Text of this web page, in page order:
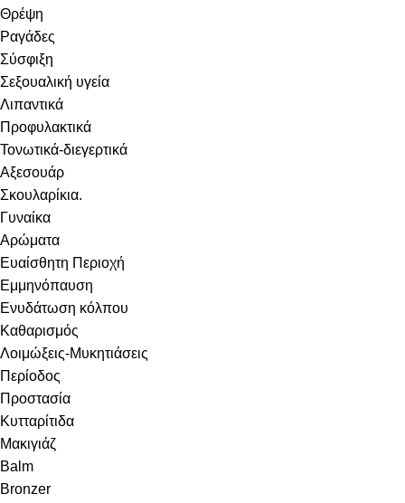
Θρέψη
Ραγάδες
Σύσφιξη
Σεξουαλική υγεία
Λιπαντικά
Προφυλακτικά
Τονωτικά-διεγερτικά
Αξεσουάρ
Σκουλαρίκια.
Γυναίκα
Αρώματα
Ευαίσθητη Περιοχή
Εμμηνόπαυση
Ενυδάτωση κόλπου
Καθαρισμός
Λοιμώξεις-Μυκητιάσεις
Περίοδος
Προστασία
Κυτταρίτιδα
Μακιγιάζ
Balm
Bronzer